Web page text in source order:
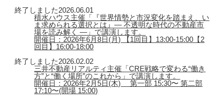
終了しました2026.06.01
積水ハウス主催「『世界情勢と市況変化を踏まえ、い
ま求められる選択とは』― 不透明な時代の不動産市
場を読み解く ―」で講演します。
開催日：2026年6月8日(月) 【1回目】13:00-15:00【2
回目】16:00-18:00
終了しました2026.02.02
三井不動産リアルティ主催「CRE戦略で変わる“働き
方”と“働く場所”のこれから」で講演します。
開催日：2026年2月5日(木) 第一部 15:30〜 第二部
17:10〜(開場 15:00)